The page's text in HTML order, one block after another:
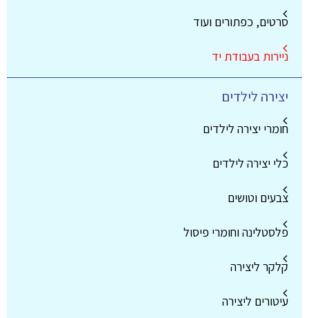
סרטים, כפתורים ועוד
ניירות בעבודת יד
יצירה לילדים
חומרי יצירה לילדים
כלי יצירה לילדים
צבעים וטושים
פלסטלינה וחומרי פיסול
קלקר ליצירה
עיטורים ליצירה